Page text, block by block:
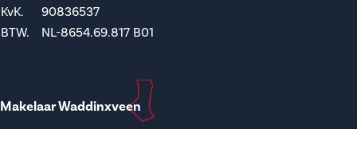
KvK.
90836537
BTW.
NL-8654.69.817 B01
Makelaar Waddinxveen